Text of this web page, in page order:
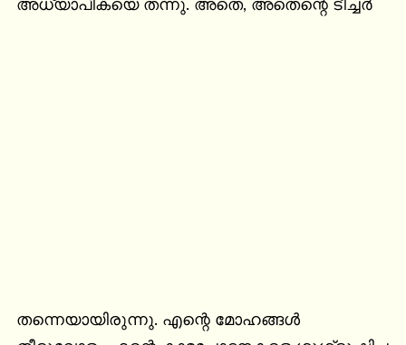
അധ്യാപികയെ തന്നു. അതെ, അതെന്റെ ടീച്ചര്‍
തന്നെയായിരുന്നു. എന്റെ മോഹങ്ങള്‍